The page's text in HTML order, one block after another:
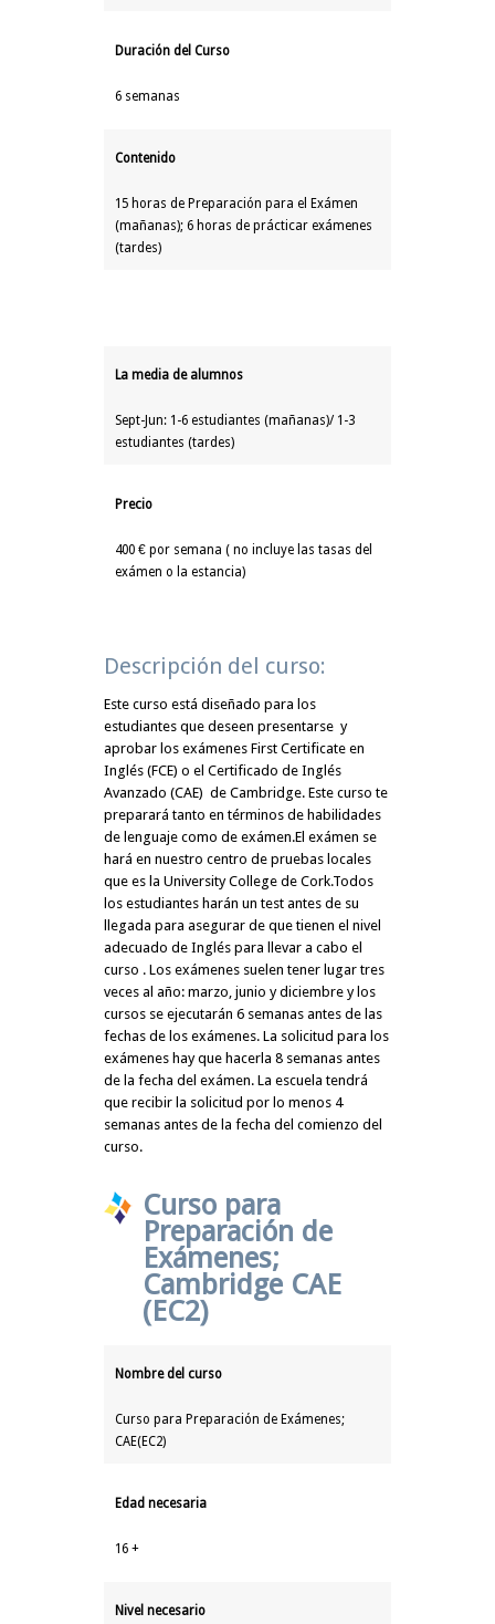
Duración del Curso
6 semanas
Contenido
15 horas de Preparación para el Exámen
(mañanas); 6 horas de prácticar exámenes
(tardes)
La media de alumnos
Sept-Jun: 1-6 estudiantes (mañanas)/ 1-3
estudiantes (tardes)
Precio
400 € por semana ( no incluye las tasas del
exámen o la estancia)
Descripción del curso:
Este curso está diseñado para los
estudiantes que deseen presentarse y
aprobar los exámenes First Certificate en
Inglés (FCE) o el Certificado de Inglés
Avanzado (CAE) de Cambridge. Este curso te
preparará tanto en términos de habilidades
de lenguaje como de exámen.El exámen se
hará en nuestro centro de pruebas locales
que es la University College de Cork.Todos
los estudiantes harán un test antes de su
llegada para asegurar de que tienen el nivel
adecuado de Inglés para llevar a cabo el
curso . Los exámenes suelen tener lugar tres
veces al año: marzo, junio y diciembre y los
cursos se ejecutarán 6 semanas antes de las
fechas de los exámenes. La solicitud para los
exámenes hay que hacerla 8 semanas antes
de la fecha del exámen. La escuela tendrá
que recibir la solicitud por lo menos 4
semanas antes de la fecha del comienzo del
curso.
Curso para
Preparación de
Exámenes;
Cambridge CAE
(EC2)
Nombre del curso
Curso para Preparación de Exámenes;
CAE(EC2)
Edad necesaria
16 +
Nivel necesario